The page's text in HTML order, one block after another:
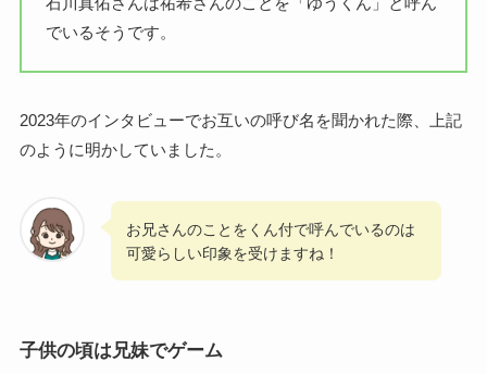
でいるそうです。
2023年のインタビューでお互いの呼び名を聞かれた際、上記
のように明かしていました。
お兄さんのことをくん付で呼んでいるのは
可愛らしい印象を受けますね！
子供の頃は兄妹でゲーム